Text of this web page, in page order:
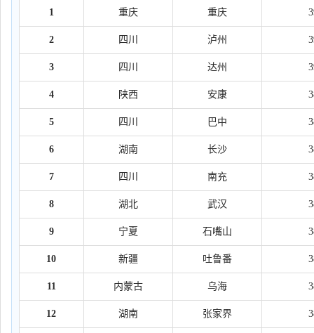
1 重庆 重庆
2 四川 泸州
3 四川 达州
4 陕西 安康
5 四川 巴中
6 湖南 长沙
7 四川 南充
8 湖北 武汉
9 宁夏 石嘴山
10 新疆 吐鲁番
11 内蒙古 乌海
12 湖南 张家界